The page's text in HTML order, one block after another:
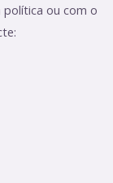
política ou com o